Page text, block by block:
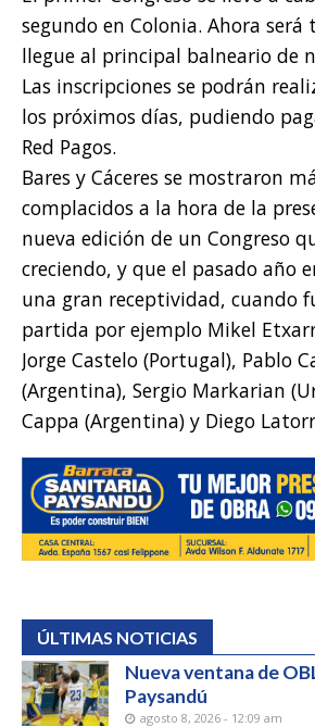
segundo en Colonia. Ahora
llegue al principal balneario de
Las inscripciones se podrán
los próximos días, pudiendo
Red Pagos.
Bares y Cáceres se mostraron
complacidos a la hora de la
nueva edición de un Congreso
creciendo, y que el pasado año
una gran receptividad, cuando
partida por ejemplo Mikel
Jorge Castelo (Portugal), Pablo
(Argentina), Sergio Markarian
Cappa (Argentina) y Diego
ÚLTIMAS NOTICIAS
Nueva ventana de
Paysandú
agosto 8, 2026 - 12:09 am